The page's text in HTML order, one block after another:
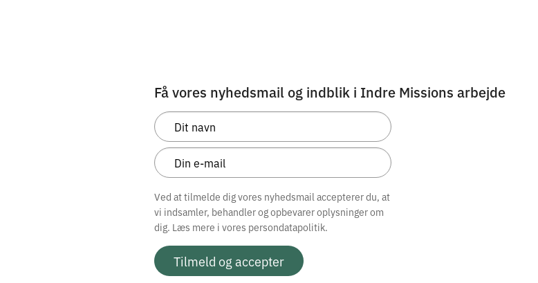
Få vores nyhedsmail og indblik i Indre Missions arbejde
Ved at tilmelde dig vores nyhedsmail accepterer du, at
vi indsamler, behandler og opbevarer oplysninger om
dig. Læs mere i vores persondatapolitik.
Tilmeld og accepter